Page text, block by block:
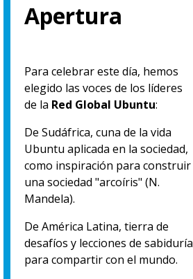
Apertura
Para celebrar este día, hemos
elegido las voces de los líderes
de la Red Global Ubuntu:
De Sudáfrica, cuna de la vida
Ubuntu aplicada en la sociedad,
como inspiración para construir
una sociedad "arcoíris" (N.
Mandela).
De América Latina, tierra de
desafíos y lecciones de sabiduría
para compartir con el mundo.